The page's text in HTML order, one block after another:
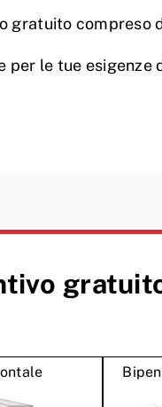
gratuito compreso
per le tue esigenze